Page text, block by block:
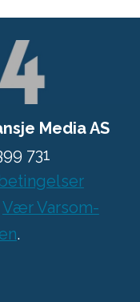
Media AS
731
Vær Varsom-
.